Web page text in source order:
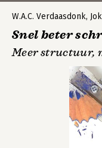
W.A.C. Verdaasdonk,
Snel beter
Meer structuur,